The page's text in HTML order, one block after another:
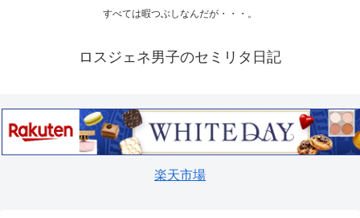
すべては暇つぶしなんだが・・・。
ロスジェネ男子のセミリタ日記
楽天市場